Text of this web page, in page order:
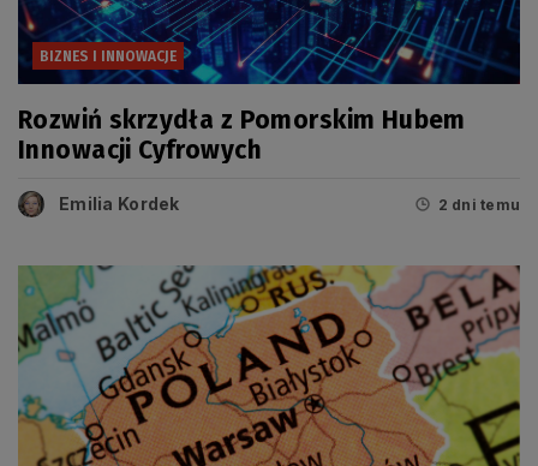
BIZNES I INNOWACJE
Rozwiń skrzydła z Pomorskim Hubem
Innowacji Cyfrowych
Emilia Kordek 2 dni temu